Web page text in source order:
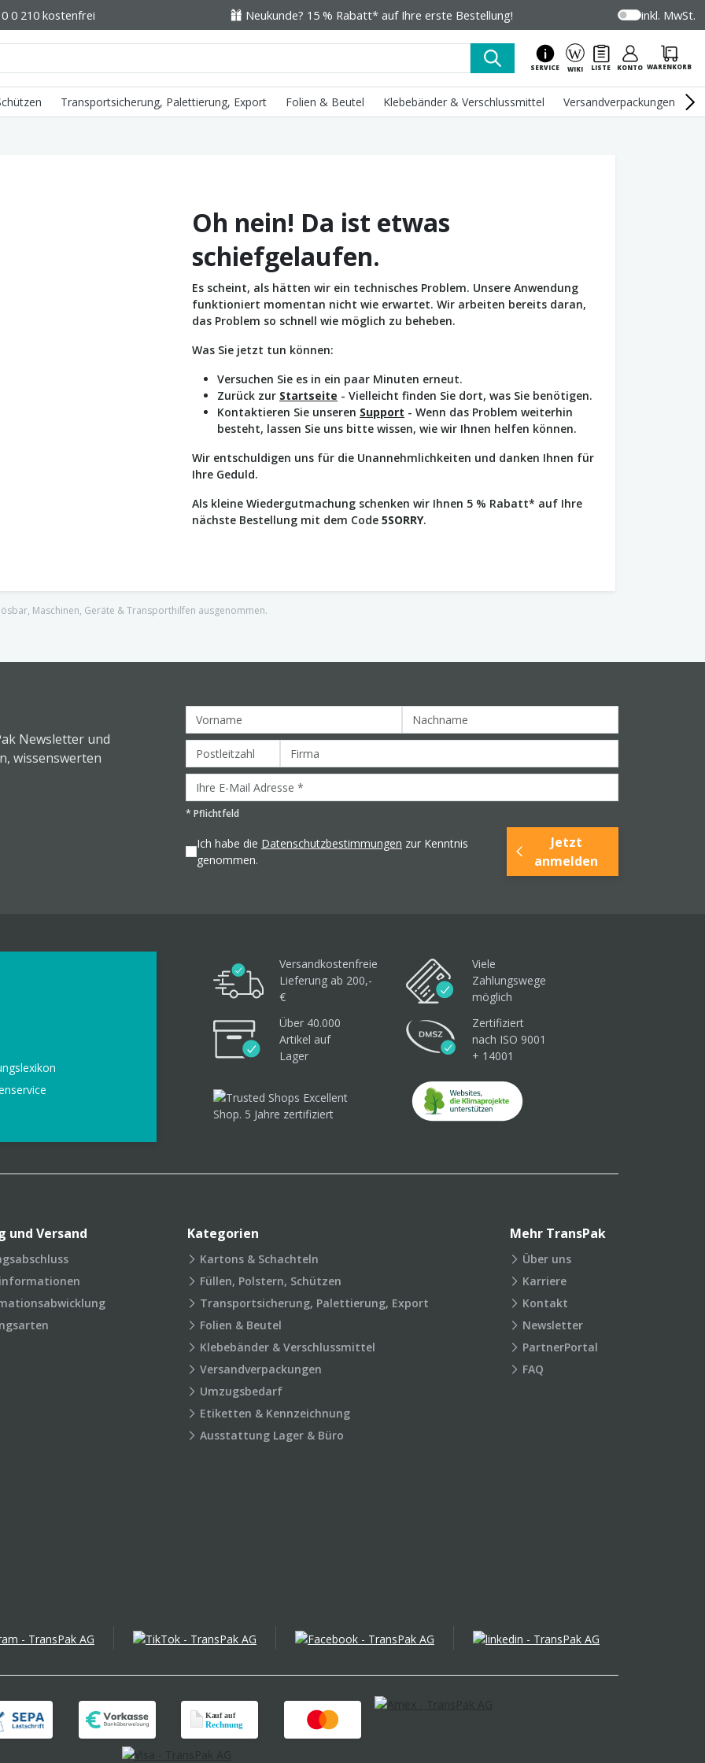
0 210 kostenfrei Neukunde? 15 % Rabatt* auf Ihre erste Bestellung! inkl. MwSt.
SERVICE WIKI LISTE KONTO WARENKORB
Transportsicherung, Palettierung, Export Folien & Beutel Klebebänder & Verschlussmittel Versandverpackungen
Oh nein! Da ist etwas
schiefgelaufen.
Es scheint, als hätten wir ein technisches Problem. Unsere Anwendung
funktioniert momentan nicht wie erwartet. Wir arbeiten bereits daran,
das Problem so schnell wie möglich zu beheben.
Was Sie jetzt tun können:
Versuchen Sie es in ein paar Minuten erneut.
Zurück zur Startseite - Vielleicht finden Sie dort, was Sie benötigen.
Kontaktieren Sie unseren Support - Wenn das Problem weiterhin
besteht, lassen Sie uns bitte wissen, wie wir Ihnen helfen können.
Wir entschuldigen uns für die Unannehmlichkeiten und danken Ihnen für
Ihre Geduld.
Als kleine Wiedergutmachung schenken wir Ihnen 5 % Rabatt* auf Ihre
nächste Bestellung mit dem Code 5SORRY.
Maschinen, Geräte & Transporthilfen ausgenommen.
Newsletter und
wissenswerten
* Pflichtfeld
Ich habe die Datenschutzbestimmungen zur Kenntnis
genommen.
Jetzt
anmelden
Versandkostenfreie
Lieferung ab 200,-
€
Viele
Zahlungswege
möglich
Über 40.000
Artikel auf
Lager
Zertifiziert
nach ISO 9001
+ 14001
und Versand Kategorien
Kartons & Schachteln
Füllen, Polstern, Schützen
Transportsicherung, Palettierung, Export
Folien & Beutel
Klebebänder & Verschlussmittel
Versandverpackungen
Umzugsbedarf
Etiketten & Kennzeichnung
Ausstattung Lager & Büro
Mehr TransPak
Über uns
Karriere
Kontakt
Newsletter
PartnerPortal
FAQ